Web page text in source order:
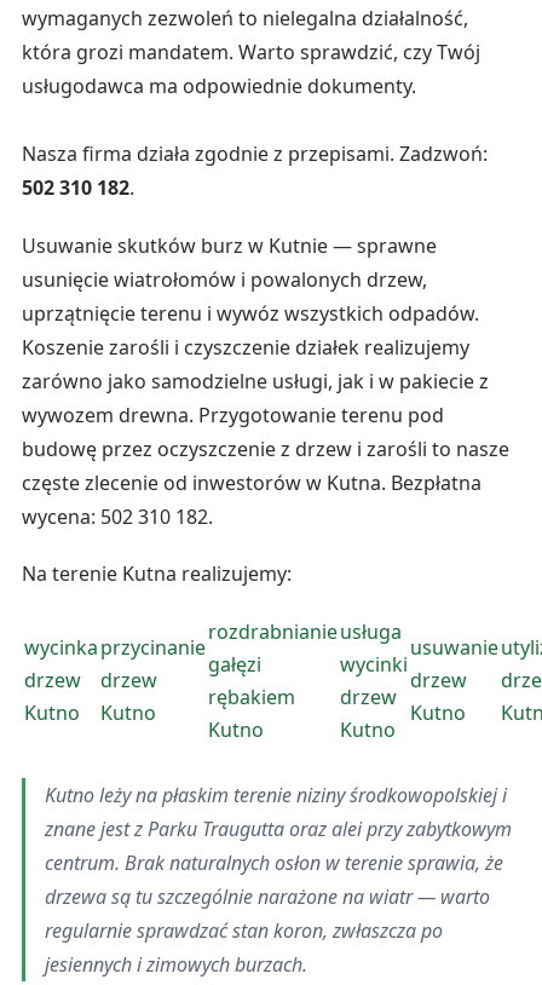
wymaganych zezwoleń to nielegalna działalność,
która grozi mandatem. Warto sprawdzić, czy Twój
usługodawca ma odpowiednie dokumenty.
Nasza firma działa zgodnie z przepisami. Zadzwoń:
502 310 182.
Usuwanie skutków burz w Kutnie — sprawne
usunięcie wiatrołomów i powalonych drzew,
uprzątnięcie terenu i wywóz wszystkich odpadów.
Koszenie zarośli i czyszczenie działek realizujemy
zarówno jako samodzielne usługi, jak i w pakiecie z
wywozem drewna. Przygotowanie terenu pod
budowę przez oczyszczenie z drzew i zarośli to nasze
częste zlecenie od inwestorów w Kutna. Bezpłatna
wycena: 502 310 182.
Na terenie Kutna realizujemy:
wycinka
drzew
Kutno
przycinanie
drzew
Kutno
rozdrabnianie
gałęzi
rębakiem
Kutno
usługa
wycinki
drzew
Kutno
usuwanie
drzew
Kutno
Kutno leży na płaskim terenie niziny środkowopolskiej i
znane jest z Parku Traugutta oraz alei przy zabytkowym
centrum. Brak naturalnych osłon w terenie sprawia, że
drzewa są tu szczególnie narażone na wiatr — warto
regularnie sprawdzać stan koron, zwłaszcza po
jesiennych i zimowych burzach.